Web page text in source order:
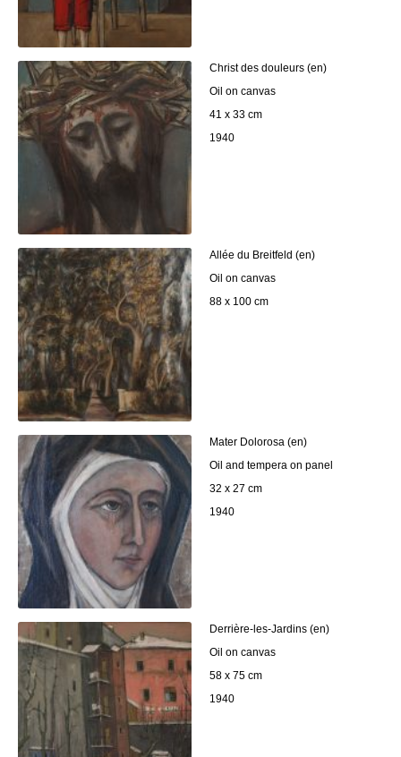
Christ des douleurs (en)
Oil on canvas
41 x 33 cm
1940
Allée du Breitfeld (en)
Oil on canvas
88 x 100 cm
Mater Dolorosa (en)
Oil and tempera on panel
32 x 27 cm
1940
Derrière-les-Jardins (en)
Oil on canvas
58 x 75 cm
1940